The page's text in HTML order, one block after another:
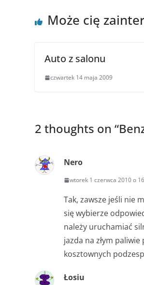
Może cię
Auto z salonu
czwartek 14 maja 2009
2 thoughts on “
Nero
wtorek 1 czerwca 2010 o
Tak, zawsze jeśli nie
się wybierze
należy uruchamiać
jazda na złym
kosztownych
Łosiu